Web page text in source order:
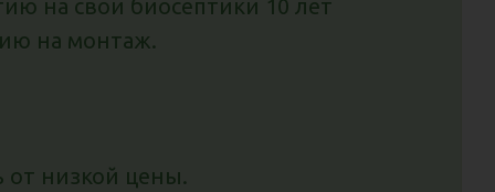
на свои биосептики 10 лет
на монтаж.
от низкой цены.